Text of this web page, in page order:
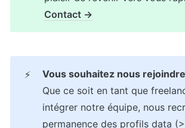
Contact →
⚡
Que ce soit en tant que
intégrer notre équipe, nous
permanence des profils data